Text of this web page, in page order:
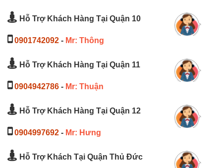
Hỗ Trợ Khách Hàng Tại Quận 10
0901742092 - Mr: Thông
Hỗ Trợ Khách Hàng Tại Quận 11
0904942786 - Mr: Thuận
Hỗ Trợ Khách Hàng Tại Quận 12
0904997692 - Mr: Hưng
Hỗ Trợ Khách Tại Quận Thủ Đức